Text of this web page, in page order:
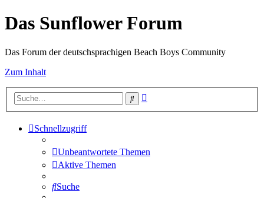
Das Sunflower Forum
Das Forum der deutschsprachigen Beach Boys Community
Zum Inhalt
Suche
Schnellzugriff
Unbeantwortete Themen
Aktive Themen
Suche